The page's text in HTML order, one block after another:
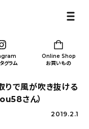
グラム
Online Shop
お買いもの
りで風が吹き抜ける
さん）
2019.2.1